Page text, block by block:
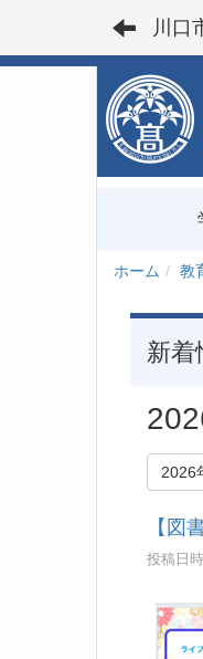
川口
ホーム 教
新着
2026
【図
投稿日